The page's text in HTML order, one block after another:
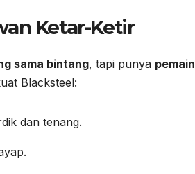
Ketar-Ketir
sama bintang, tapi punya pemain
Blacksteel:
dan tenang.